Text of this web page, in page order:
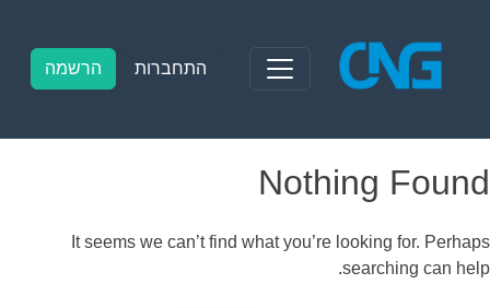
content
התחברות הרשמה
Nothing Found
It seems we can’t find what you’re looking for. Perhaps
searching can help.